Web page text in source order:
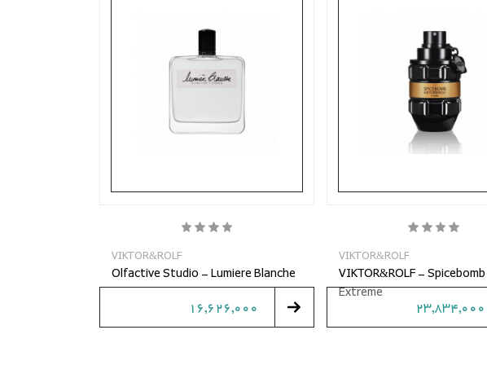
VIKTOR&ROLF
Olfactive Studio - Lumiere Blanche
16,626,000
VIKTOR&ROLF
VIKTOR&ROLF - Spicebomb
Extreme
23,834,000